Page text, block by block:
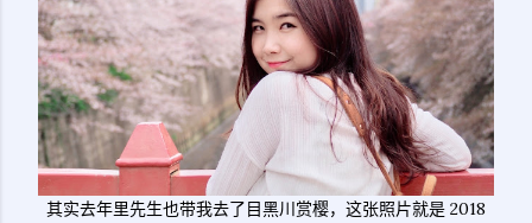
其实去年里先生也带我去了目黑川赏樱，这张照片就是 2018